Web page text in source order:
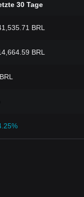
30 Tage
BRL
BRL